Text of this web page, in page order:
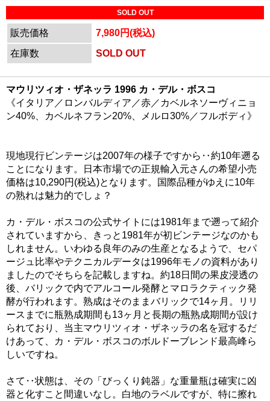
SOLD OUT
販売価格
7,980円(税込)
在庫数
SOLD OUT
マウリツィオ・ザネッラ 1996 カ・デル・ボスコ
《イタリア／ロンバルディア／赤／カベルネソーヴィニョ
ン40%、カベルネフラン20%、メルロ30%／フルボディ》
現地現行ビンテージは2007年の様子ですから‥約10年遡る
ことになります。日本市場での正規輸入元さんの希望小売
価格は10,290円(税込)となります。国際品種がゆえに10年
の熟れは魅力的でしょ？
カ・デル・ボスコの公式サイトには1981年まで遡って紹介
されていますから、きっと1981年が初ビンテージなのかも
しれません。いわゆる良年のみの生産となるようで、セパ
ージュ比率やテクニカルデータは1996年モノの資料があり
ましたのでそちらを記載しますね。約18日間の果皮浸透の
後、バリックで内でアルコール発酵とマロラクティック発
酵が行われます。熟成はそのままバリックで14ヶ月。リリ
ースまでに瓶熟成期間も13ヶ月と長期の瓶熟成期間が設け
られており、当主マウリツィオ・ザネッラの名を冠するだ
けあって、カ・デル・ボスコのボルドーブレンド最高峰ら
しいですね。
さて‥状態は、その「びっくり鈍器」な重量瓶は確実に凶
器と化すこと間違いなし。白地のラベルですが、特に擦れ